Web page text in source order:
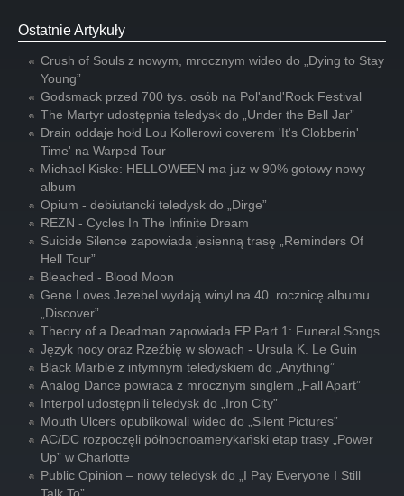
Ostatnie Artykuły
Crush of Souls z nowym, mrocznym wideo do „Dying to Stay
Young”
Godsmack przed 700 tys. osób na Pol'and'Rock Festival
The Martyr udostępnia teledysk do „Under the Bell Jar”
Drain oddaje hołd Lou Kollerowi coverem 'It's Clobberin'
Time' na Warped Tour
Michael Kiske: HELLOWEEN ma już w 90% gotowy nowy
album
Opium - debiutancki teledysk do „Dirge”
REZN - Cycles In The Infinite Dream
Suicide Silence zapowiada jesienną trasę „Reminders Of
Hell Tour”
Bleached - Blood Moon
Gene Loves Jezebel wydają winyl na 40. rocznicę albumu
„Discover”
Theory of a Deadman zapowiada EP Part 1: Funeral Songs
Język nocy oraz Rzeźbię w słowach - Ursula K. Le Guin
Black Marble z intymnym teledyskiem do „Anything”
Analog Dance powraca z mrocznym singlem „Fall Apart”
Interpol udostępnili teledysk do „Iron City”
Mouth Ulcers opublikowali wideo do „Silent Pictures”
AC/DC rozpoczęli północnoamerykański etap trasy „Power
Up” w Charlotte
Public Opinion – nowy teledysk do „I Pay Everyone I Still